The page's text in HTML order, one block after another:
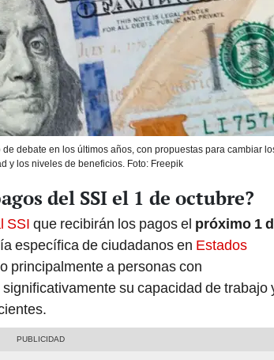
debate en los últimos años, con propuestas para cambiar
y los niveles de beneficios. Foto: Freepik
del SSI el 1 de octubre?
SSI que recibirán los pagos el próximo 1
específica de ciudadanos en Estados
principalmente a personas con
su capacidad de trabajo